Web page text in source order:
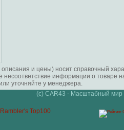
и цены) носит справочный
несоответствие информации о
уточняйте у менеджера.
(c) CAR43 - Масштабный мир